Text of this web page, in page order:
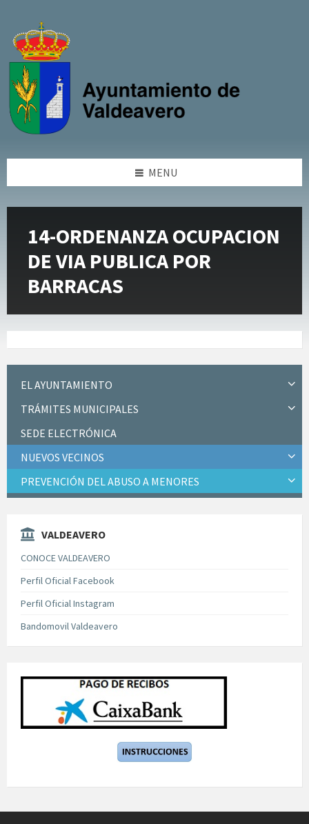
content
sidebar
right
sidebar
footer
MENU
14-ORDENANZA OCUPACION
DE VIA PUBLICA POR
BARRACAS
EL AYUNTAMIENTO
TRÁMITES MUNICIPALES
SEDE ELECTRÓNICA
NUEVOS VECINOS
PREVENCIÓN DEL ABUSO A MENORES
VALDEAVERO
CONOCE VALDEAVERO
Perfil Oficial Facebook
Perfil Oficial Instagram
Bandomovil Valdeavero